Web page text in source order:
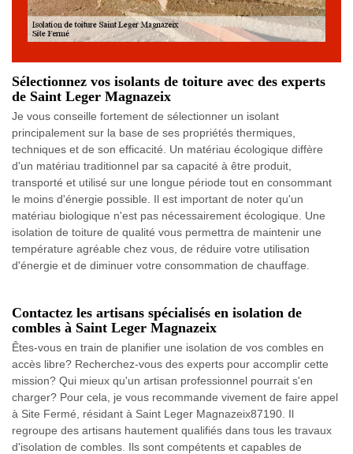
Sélectionnez vos isolants de toiture avec des experts
de Saint Leger Magnazeix
Je vous conseille fortement de sélectionner un isolant
principalement sur la base de ses propriétés thermiques,
techniques et de son efficacité. Un matériau écologique diffère
d'un matériau traditionnel par sa capacité à être produit,
transporté et utilisé sur une longue période tout en consommant
le moins d'énergie possible. Il est important de noter qu'un
matériau biologique n'est pas nécessairement écologique. Une
isolation de toiture de qualité vous permettra de maintenir une
température agréable chez vous, de réduire votre utilisation
d'énergie et de diminuer votre consommation de chauffage.
Contactez les artisans spécialisés en isolation de
combles à Saint Leger Magnazeix
Êtes-vous en train de planifier une isolation de vos combles en
accès libre? Recherchez-vous des experts pour accomplir cette
mission? Qui mieux qu'un artisan professionnel pourrait s'en
charger? Pour cela, je vous recommande vivement de faire appel
à Site Fermé, résidant à Saint Leger Magnazeix87190. Il
regroupe des artisans hautement qualifiés dans tous les travaux
d'isolation de combles. Ils sont compétents et capables de